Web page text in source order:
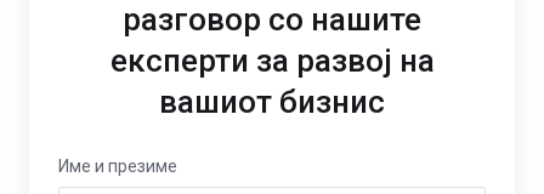
разговор со нашите
експерти за развој на
вашиот бизнис
Име и презиме